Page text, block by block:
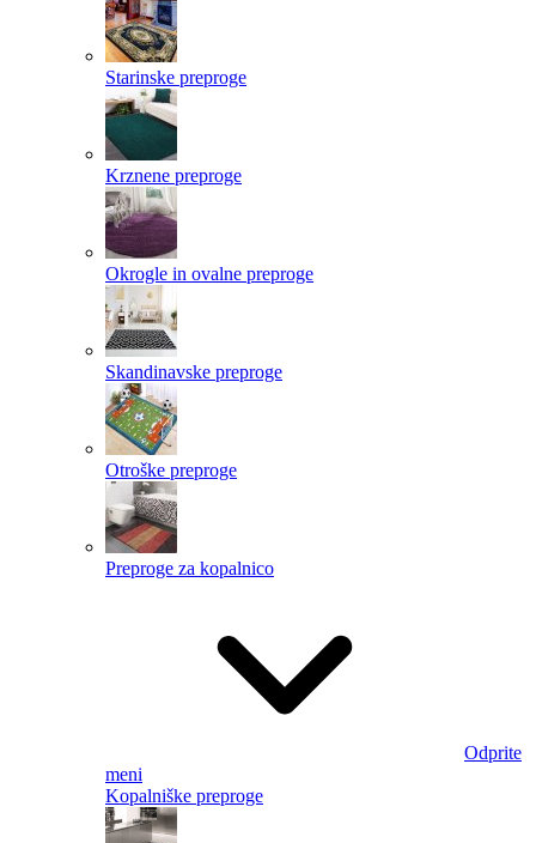
Starinske preproge
Krznene preproge
Okrogle in ovalne preproge
Skandinavske preproge
Otroške preproge
Preproge za kopalnico
Odprite
meni
Kopalniške preproge